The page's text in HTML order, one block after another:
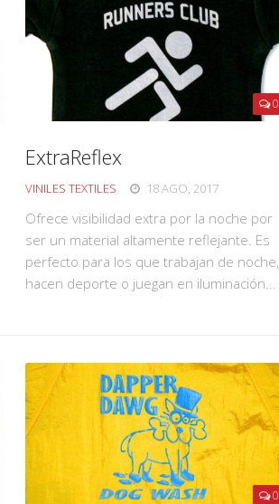
0
ExtraReflex
VINILES TEXTILES 18 AGO, 2017
Ofrece visibilidad extra por la noche por
ser un material altamente reflejante. Es
perfecto para los que trabajan de noche,
hacen deporte o juegan en iluminación...
0